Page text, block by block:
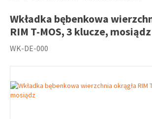
Wkładka bębenkowa
RIM T-MOS, 3 klucze, mosiądz
WK-DE-000